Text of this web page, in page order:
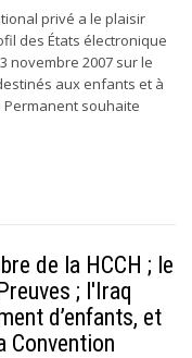
privé a le plaisir
des États électronique
novembre 2007 sur le
aux enfants et à
souhaite
de la HCCH ; le
; l'Iraq
d’enfants, et
Convention